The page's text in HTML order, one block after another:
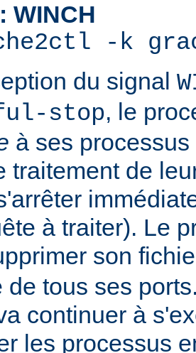
WINCH
-k
du signal
stop, le
à ses
traitement de
à traiter). Le
son
de tous ses
continuer à
les processus